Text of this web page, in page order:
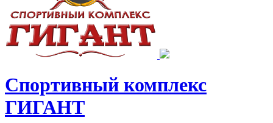
Спортивный комплекс
ГИГАНТ